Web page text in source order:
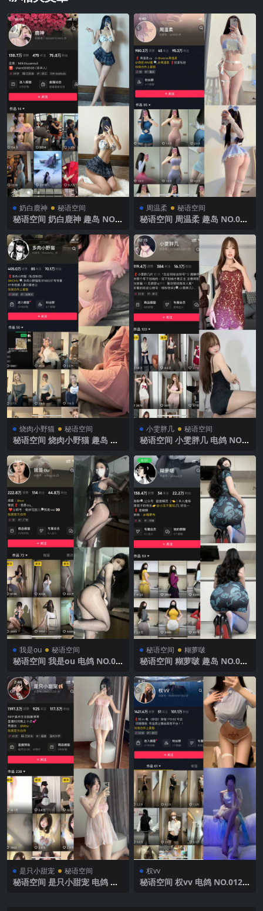
奶白鹿神 秘语空间
秘语空间 奶白鹿神 趣岛 NO.0
完整版
周温柔 秘语空间
秘语空间 周温柔 趣岛 NO.058
烧肉小野猫 秘语空间
秘语空间 烧肉小野猫 趣岛 N
新完整版
小雯胖几 秘语空间
秘语空间 小雯胖几 电鸽 NO.0
整版
我是ou 秘语空间
秘语空间 我是ou 电鸽 NO.01
整版
秘语空间 糊萝啵
秘语空间 糊萝啵 趣岛 NO.002
整版
是只小甜宠 秘语空间
秘语空间 是只小甜宠 电鸽 N
权vv
秘语空间 权vv 电鸽 NO.012